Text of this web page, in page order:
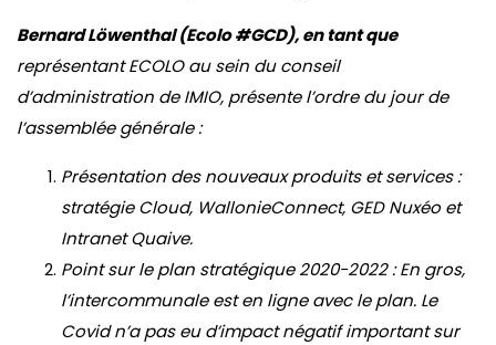
Bernard Löwenthal (Ecolo #GCD), en tant que
représentant ECOLO au sein du conseil
d’administration de IMIO, présente l’ordre du jour de
l’assemblée générale :
Présentation des nouveaux produits et services :
stratégie Cloud, WallonieConnect, GED Nuxéo et
Intranet Quaive.
Point sur le plan stratégique 2020-2022 : En gros,
l’intercommunale est en ligne avec le plan. Le
Covid n’a pas eu d’impact négatif important sur